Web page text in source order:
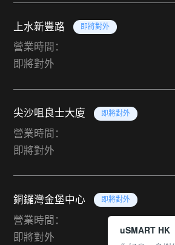
上水新豐路 即將對外
營業時間：
即將對外
尖沙咀良士大廈 即將對外
營業時間：
即將對外
銅鑼灣金堡中心 即將對外
營業時間：
即將對外
uSMART HK